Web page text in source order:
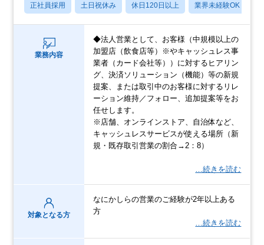
正社員採用 土日祝休み 休日120日以上 業界未経験OK
業務内容
◆法人営業として、お客様（中規模以上の
加盟店（飲食店等）※やキャッシュレス事
業者（カード会社等））に対するヒアリン
グ、決済ソリューション（機能）等の新規
提案、または取引中のお客様に対するリレ
ーション維持／フォロー、追加提案等をお
任せします。
※店舗、オンラインストア、自治体など、
キャッシュレスサービスが使える場所（新
規・既存取引営業の割合→2：8）
…続きを読む
対象となる方
なにかしらの営業のご経験が2年以上ある
方
…続きを読む